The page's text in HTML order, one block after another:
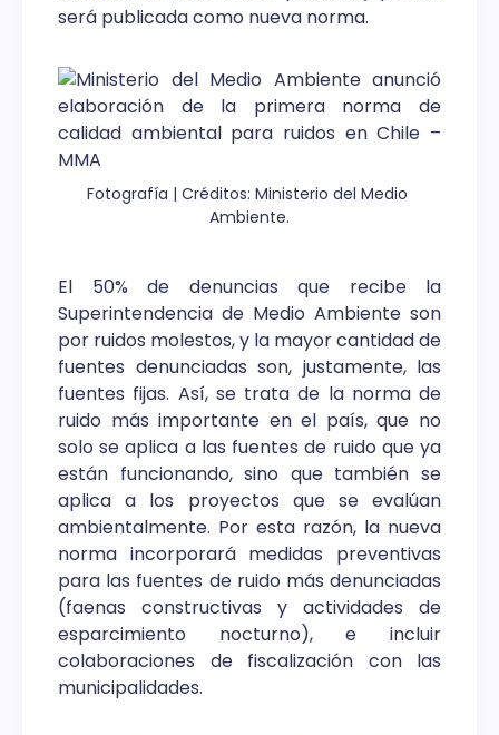
será publicada como nueva norma.
Fotografía | Créditos: Ministerio del Medio
Ambiente.
El 50% de denuncias que recibe la
Superintendencia de Medio Ambiente son
por ruidos molestos, y la mayor cantidad de
fuentes denunciadas son, justamente, las
fuentes fijas. Así, se trata de la norma de
ruido más importante en el país, que no
solo se aplica a las fuentes de ruido que ya
están funcionando, sino que también se
aplica a los proyectos que se evalúan
ambientalmente. Por esta razón, la nueva
norma incorporará medidas preventivas
para las fuentes de ruido más denunciadas
(faenas constructivas y actividades de
esparcimiento nocturno), e incluir
colaboraciones de fiscalización con las
municipalidades.